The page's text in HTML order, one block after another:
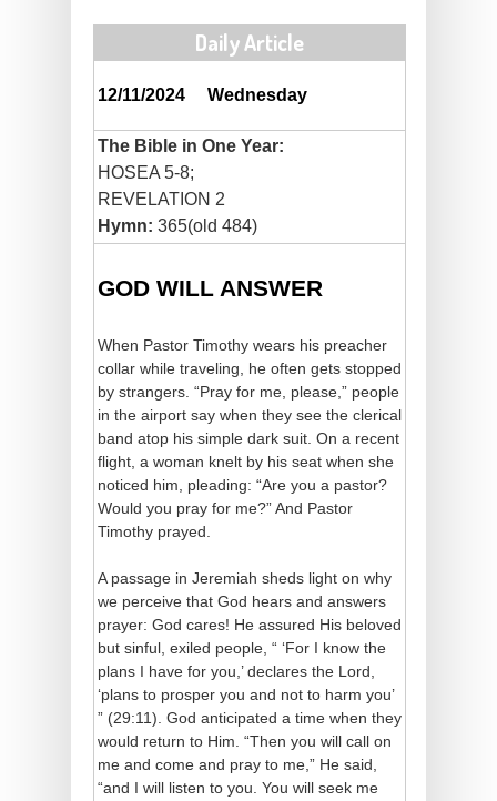
Daily Article
12/11/2024Wednesday
The Bible in One Year:
HOSEA 5-8;
REVELATION 2
Hymn: 365(old 484)
GOD WILL ANSWER
When Pastor Timothy wears his preacher
collar while traveling, he often gets stopped
by strangers. “Pray for me, please,” people
in the airport say when they see the clerical
band atop his simple dark suit. On a recent
flight, a woman knelt by his seat when she
noticed him, pleading: “Are you a pastor?
Would you pray for me?” And Pastor
Timothy prayed.
A passage in Jeremiah sheds light on why
we perceive that God hears and answers
prayer: God cares! He assured His beloved
but sinful, exiled people, “ ‘For I know the
plans I have for you,’ declares the Lord,
‘plans to prosper you and not to harm you’
” (29:11). God anticipated a time when they
would return to Him. “Then you will call on
me and come and pray to me,” He said,
“and I will listen to you. You will seek me